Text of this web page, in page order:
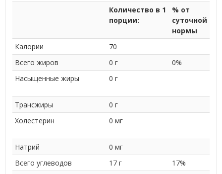
Количество в 1
порции:
% от
суточной
нормы
Калории
70
Всего жиров
0 г
0%
Насыщенные жиры
0 г
Трансжиры
0 г
Холестерин
0 мг
Натрий
0 мг
Всего углеводов
17 г
17%